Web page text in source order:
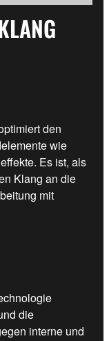
den
wie
Es ist, als
Klang an die
mit
die
interne und